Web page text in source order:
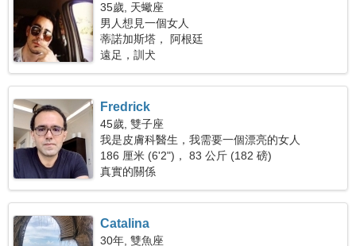
35歲, 天蠍座
男人想見一個女人
蒂諾加斯塔， 阿根廷
遠足，訓犬
Fredrick
45歲, 雙子座
我是皮膚科醫生，我需要一個漂亮的女人
186 厘米 (6'2")， 83 公斤 (182 磅)
真實的關係
Catalina
30年, 雙魚座